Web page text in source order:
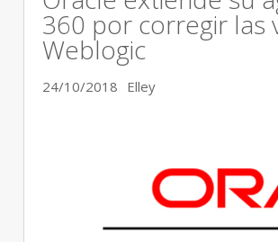
360 por corregir las
Weblogic
24/10/2018 Elley